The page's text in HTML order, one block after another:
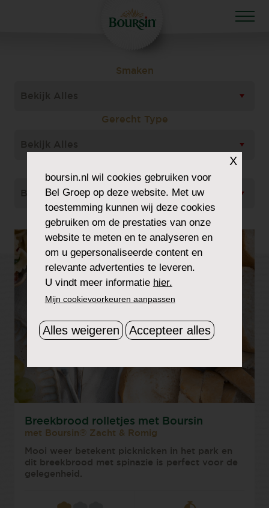
Smaken
Bekijk Alles
Gerecht Type
Bekijk Alles
Bekijk Alles
Breekbrood rolletjes met Boursin
met Boursin® Zacht & Romig
Mooi weer betekent picknicken in het park en
dit breekbrood met spinazie is perfect voor de
gelegenheid.
X
boursin.nl wil cookies gebruiken voor
Bel Groep op deze website. Met uw
toestemming kunnen wij deze cookies
gebruiken om de prestaties van onze
website te meten en te analyseren en
om u gepersonaliseerde content en
relevante advertenties te leveren.
U vindt meer informatie hier.
Mijn cookievoorkeuren aanpassen
Alles weigeren Accepteer alles